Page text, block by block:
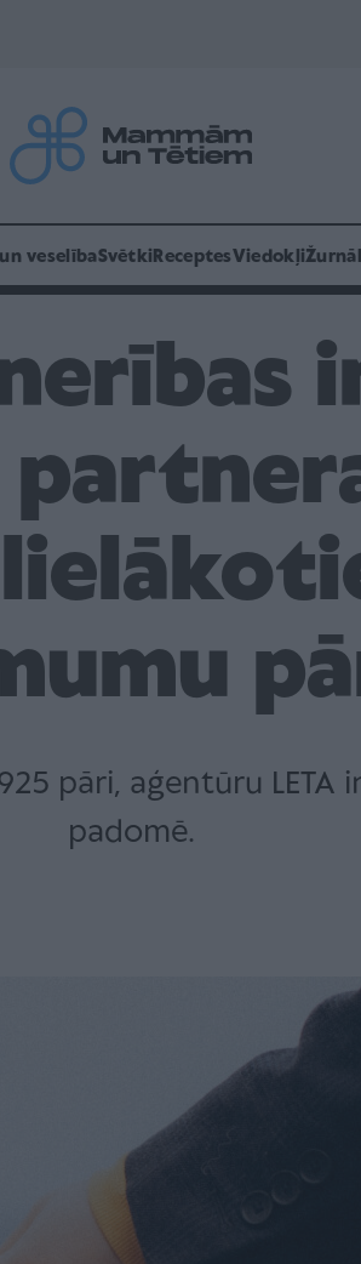
veselībaSvētki ReceptesViedokļi
pāri, aģentūru
padomē.